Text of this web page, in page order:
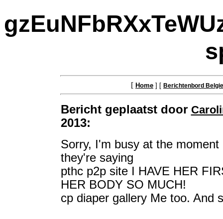
[ Home ] [ Berichtenbord Belgie
Bericht geplaatst door
2013:
Sorry, I'm busy at the
they're saying
pthc p2p site I HAVE HER
HER BODY SO MUCH!
cp diaper gallery Me too. And